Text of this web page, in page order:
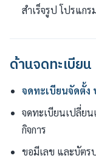
สำเร็จรูป โปรแกร
ด้านจดทะเบียน
จดทะเบียนจัดตั้ง
จดทะเบียนเปลี่ยน
กิจการ
ขอมีเลข และบัตร